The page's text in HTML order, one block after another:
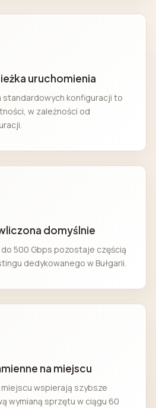
uruchomienia
standardowych konfiguracji to
w zależności od
domyślnie
do 500 Gbps pozostaje częścią
dedykowanego w Bułgarii.
na miejscu
wspierają szybsze
wymianą sprzętu w ciągu 60